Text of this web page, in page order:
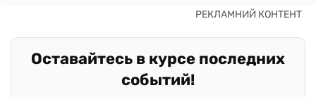
Оставайтесь в курсе последних
событий!